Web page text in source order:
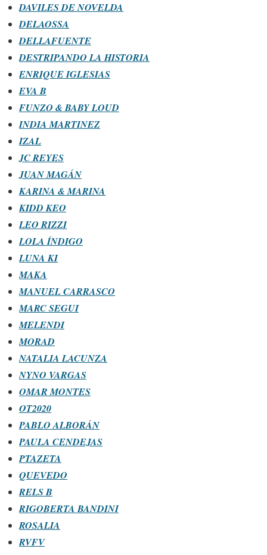
DAVILES DE NOVELDA
DELAOSSA
DELLAFUENTE
DESTRIPANDO LA HISTORIA
ENRIQUE IGLESIAS
EVA B
FUNZO & BABY LOUD
INDIA MARTINEZ
IZAL
JC REYES
JUAN MAGÁN
KARINA & MARINA
KIDD KEO
LEO RIZZI
LOLA ÍNDIGO
LUNA KI
MAKA
MANUEL CARRASCO
MARC SEGUI
MELENDI
MORAD
NATALIA LACUNZA
NYNO VARGAS
OMAR MONTES
OT2020
PABLO ALBORÁN
PAULA CENDEJAS
PTAZETA
QUEVEDO
RELS B
RIGOBERTA BANDINI
ROSALIA
RVFV